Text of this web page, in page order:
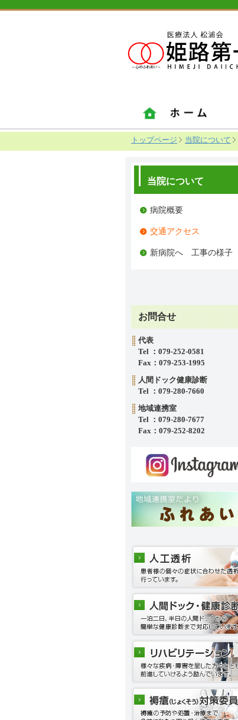
トップページ 当院について
当院について
病院概要
交通アクセス
新病院へ 工事の様子
お問合せ
代表
Tel ：079-252-0581
Fax：079-253-1995
人間ドック健康診断
Tel ：079-280-7660
地域連携室
Tel ：079-280-7677
Fax：079-252-8202